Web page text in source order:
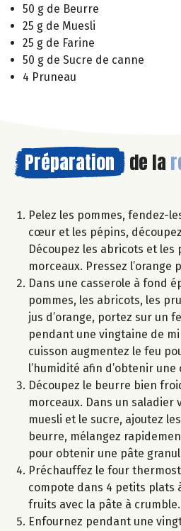
50 g de Beurre
25 g de Muesli
25 g de Farine
50 g de Sucre de canne
4 Pruneau
Préparation de la
Pelez les pommes, fendez-
cœur et les pépins,
Découpez les abricots et
morceaux. Pressez l’orange
Dans une casserole à fond
pommes, les abricots, les
jus d’orange, portez sur un
pendant une vingtaine de
cuisson augmentez le feu
l’humidité afin d’obtenir
Découpez le beurre bien
morceaux. Dans un saladier
muesli et le sucre, ajoutez
beurre, mélangez
pour obtenir une pâte
Préchauffez le four
compote dans 4 petits plats
fruits avec la pâte à crumble.
Enfournez pendant une